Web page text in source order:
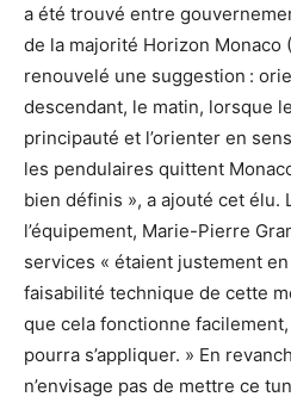
a été trouvé entre
de la majorité Horizon Monaco
renouvelé une suggestion :
descendant, le matin, lorsque
principauté et l’orienter en
les pendulaires quittent
bien définis », a ajouté cet élu.
l’équipement, Marie-Pierre
services « étaient justement
faisabilité technique de cette
que cela fonctionne
pourra s’appliquer. » En
n’envisage pas de mettre ce